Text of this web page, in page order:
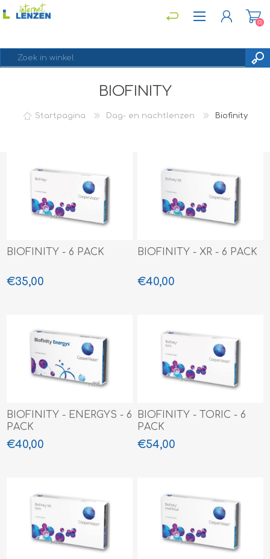
INLOGGEN
(0)
BIOFINITY
Startpagina Dag- en nachtlenzen Biofinity
BIOFINITY - 6 PACK
€35,00
BIOFINITY - XR - 6 PACK
€40,00
BIOFINITY - ENERGYS - 6
PACK
€40,00
BIOFINITY - TORIC - 6
PACK
€54,00